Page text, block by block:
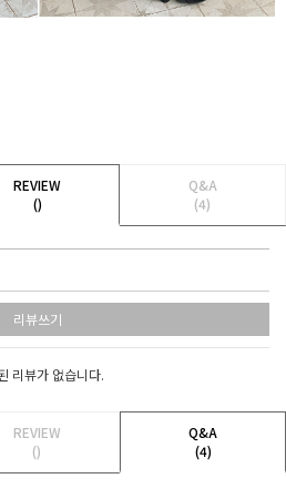
REVIEW
()
Q&A
(4)
리뷰쓰기
리뷰가 없습니다.
REVIEW
()
Q&A
(4)